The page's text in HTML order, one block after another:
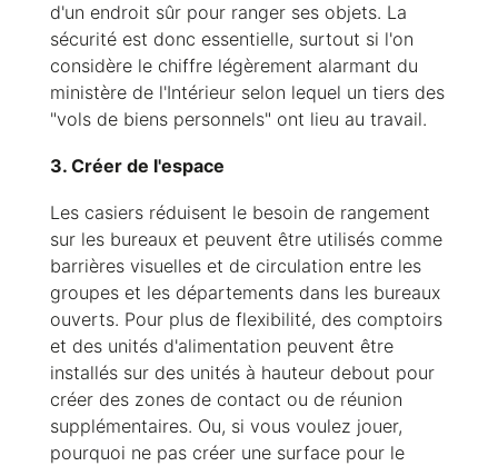
d'un endroit sûr pour ranger ses objets. La
sécurité est donc essentielle, surtout si l'on
considère le chiffre légèrement alarmant du
ministère de l'Intérieur selon lequel un tiers des
"vols de biens personnels" ont lieu au travail.
3. Créer de l'espace
Les casiers réduisent le besoin de rangement
sur les bureaux et peuvent être utilisés comme
barrières visuelles et de circulation entre les
groupes et les départements dans les bureaux
ouverts. Pour plus de flexibilité, des comptoirs
et des unités d'alimentation peuvent être
installés sur des unités à hauteur debout pour
créer des zones de contact ou de réunion
supplémentaires. Ou, si vous voulez jouer,
pourquoi ne pas créer une surface pour le